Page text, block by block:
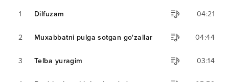
1 Dilfuzam 04:21
2 Muxabbatni pulga sotgan go'zallar 04:44
3 Telba yuragim 03:14